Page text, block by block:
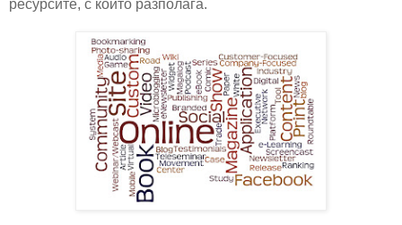
ресурсите, с които разполага.